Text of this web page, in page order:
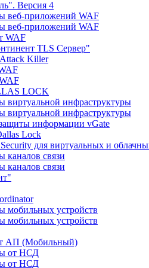
Версия 4
веб-приложений WAF
веб-приложений WAF
WAF
TLS Сервер"
Killer
LOCK
виртуальной инфраструктуры
виртуальной инфраструктуры
информации vGate
Lock
для виртуальных и
каналов связи
каналов связи
мобильных устройств
мобильных устройств
АП (Мобильный)
от НСД
от НСД